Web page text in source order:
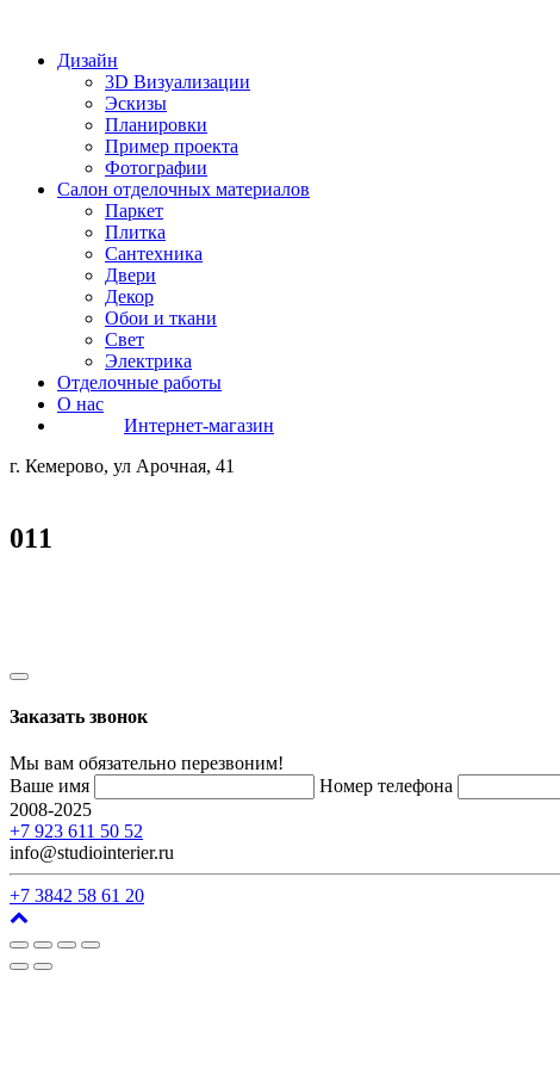
Дизайн
3D Визуализации
Эскизы
Планировки
Пример проекта
Фотографии
Салон отделочных материалов
Паркет
Плитка
Сантехника
Двери
Декор
Обои и ткани
Свет
Электрика
Отделочные работы
О нас
Интернет-магазин
г. Кемерово, ул Арочная, 41
011
Заказать звонок
Мы вам обязательно перезвоним!
Ваше имя
Номер телефона
2008-2025
+7 923 611 50 52
info@studiointerier.ru
+7 3842 58 61 20